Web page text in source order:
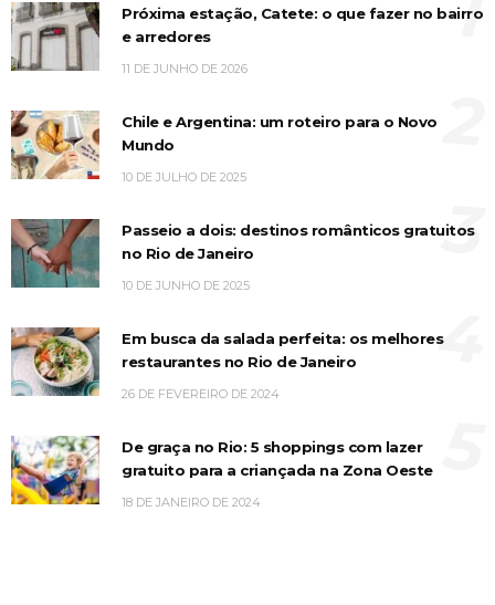
Próxima estação, Catete: o que fazer no bairro
e arredores
11 DE JUNHO DE 2026
Chile e Argentina: um roteiro para o Novo
Mundo
10 DE JULHO DE 2025
Passeio a dois: destinos românticos gratuitos
no Rio de Janeiro
10 DE JUNHO DE 2025
3
Em busca da salada perfeita: os melhores
restaurantes no Rio de Janeiro
26 DE FEVEREIRO DE 2024
4
De graça no Rio: 5 shoppings com lazer
gratuito para a criançada na Zona Oeste
18 DE JANEIRO DE 2024